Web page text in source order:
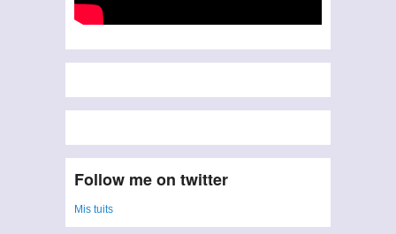
Follow me on twitter
Mis tuits